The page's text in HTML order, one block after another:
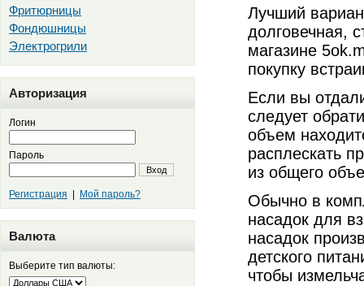
Фритюрницы
Фондюшницы
Электрогрили
Авторизация
Логин
Пароль
Вход
Регистрация Мой пароль?
Валюта
Выберите тип валюты:
Лучший
долговечная,
магазине
покупку
Если вы
следует
объем
расплескать
из общего
Обычно в
насадок для
насадок
детского
чтобы